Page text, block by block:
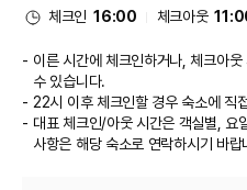
비즈니스, 기타 편의시설
24시간 운영되는 프런트 데스크 등이
시나요? 이 호텔에는 컨퍼런스 공간
미터 크기의 공간이 마련되어 있습니
셔틀(24시간 운행) 서비스를 이용하
가능합니다.
체크인 16:00 체크아웃
이른 시간에 체크인하거나, 체크아
수 있습니다.
22시 이후 체크인할 경우 숙소에 직
대표 체크인/아웃 시간은 객실별, 요
사항은 해당 숙소로 연락하시기 바랍